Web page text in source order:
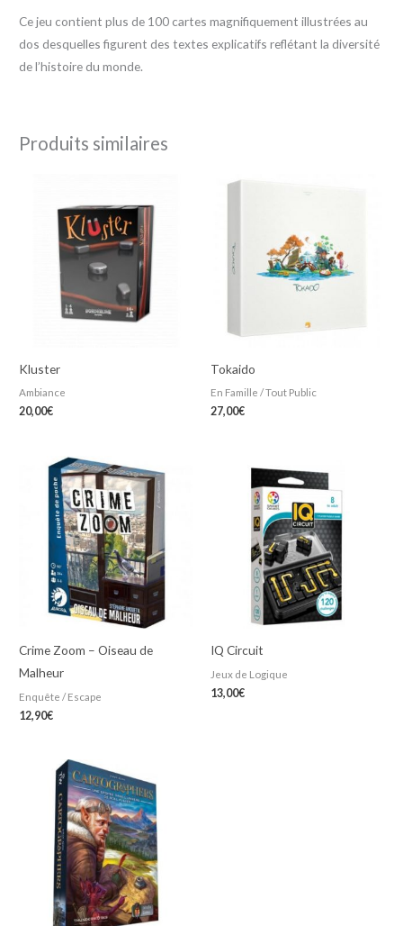
Ce jeu contient plus de 100 cartes magnifiquement illustrées au
dos desquelles figurent des textes explicatifs reflétant la diversité
de l’histoire du monde.
Produits similaires
Kluster
Ambiance
20,00€
Tokaido
En Famille / Tout Public
27,00€
Crime Zoom – Oiseau de
Malheur
Enquête / Escape
12,90€
IQ Circuit
Jeux de Logique
13,00€